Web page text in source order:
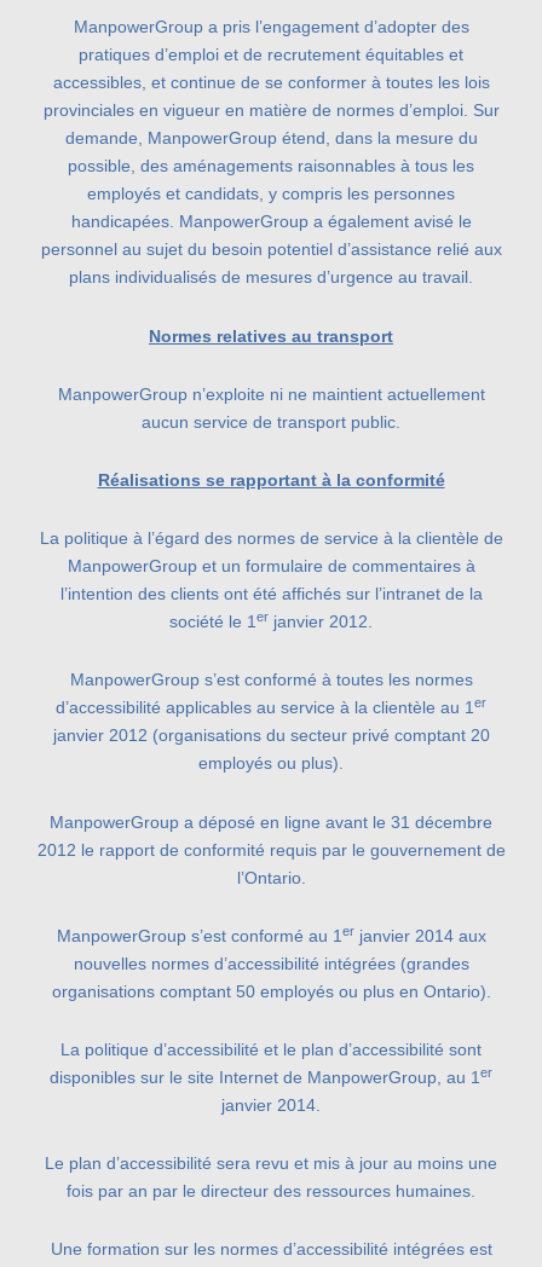
ManpowerGroup a pris l’engagement d’adopter des
pratiques d’emploi et de recrutement équitables et
accessibles, et continue de se conformer à toutes les lois
provinciales en vigueur en matière de normes d’emploi. Sur
demande, ManpowerGroup étend, dans la mesure du
possible, des aménagements raisonnables à tous les
employés et candidats, y compris les personnes
handicapées. ManpowerGroup a également avisé le
personnel au sujet du besoin potentiel d’assistance relié aux
plans individualisés de mesures d’urgence au travail.
Normes relatives au transport
ManpowerGroup n’exploite ni ne maintient actuellement
aucun service de transport public.
Réalisations se rapportant à la conformité
La politique à l’égard des normes de service à la clientèle de
ManpowerGroup et un formulaire de commentaires à
l’intention des clients ont été affichés sur l’intranet de la
société le 1 er janvier 2012.
ManpowerGroup s’est conformé à toutes les normes
d’accessibilité applicables au service à la clientèle au 1er
janvier 2012 (organisations du secteur privé comptant 20
employés ou plus).
ManpowerGroup a déposé en ligne avant le 31 décembre
2012 le rapport de conformité requis par le gouvernement de
l’Ontario.
ManpowerGroup s’est conformé au 1 erjanvier 2014 aux
nouvelles normes d’accessibilité intégrées (grandes
organisations comptant 50 employés ou plus en Ontario).
La politique d’accessibilité et le plan d’accessibilité sont
disponibles sur le site Internet de ManpowerGroup, au 1 er
janvier 2014.
Le plan d’accessibilité sera revu et mis à jour au moins une
fois par an par le directeur des ressources humaines.
Une formation sur les normes d’accessibilité intégrées est